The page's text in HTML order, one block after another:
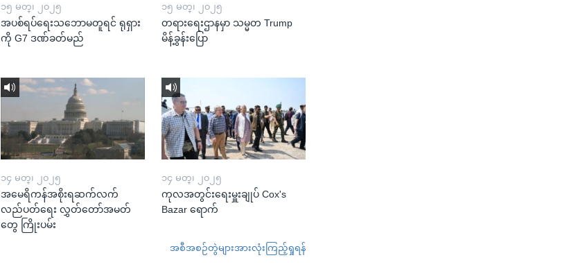
၁၅ မတ္၊ ၂၀၂၅
အပစ်ရပ်ရေးသဘောမတူရင် ရုရှား
ကို G7 ဒဏ်ခတ်မည်
၁၅ မတ္၊ ၂၀၂၅
တရားရေးဌာနမှာ သမ္မတ Trump
မိန့်ခွန်းပြော
၁၄ မတ္၊ ၂၀၂၅
အမေရိကန်အစိုးရဆက်လက်
လည်ပတ်ရေး လွှတ်တော်အမတ်
တွေ ကြိုးပမ်း
၁၄ မတ္၊ ၂၀၂၅
ကုလအတွင်းရေးမှူးချုပ် Cox's
Bazar ရောက်
အစီအစဉ်တွဲများအားလုံးကြည့်ရှုရန်